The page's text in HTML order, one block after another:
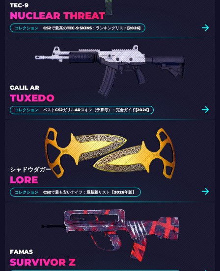
NUCLEAR THREAT
TEC-9
コレクション CS2で最高のTEC-9 SKINS：ランキングリスト[2026]
TUXEDO
GALIL AR
コレクション ベストCS2ガリルARスキン（予算毎）：完全ガイド[2026]
LORE
シャドウダガー
コレクション CS2で最も安いナイフ：最新版リスト【2026年版】
SURVIVOR Z
FAMAS